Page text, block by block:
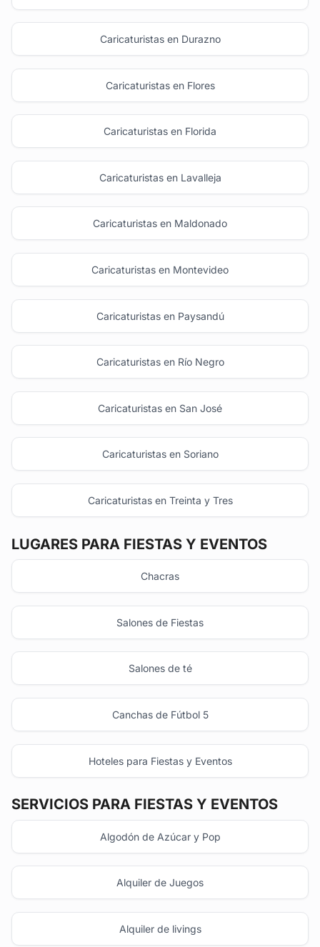
Caricaturistas en Durazno
Caricaturistas en Flores
Caricaturistas en Florida
Caricaturistas en Lavalleja
Caricaturistas en Maldonado
Caricaturistas en Montevideo
Caricaturistas en Paysandú
Caricaturistas en Río Negro
Caricaturistas en San José
Caricaturistas en Soriano
Caricaturistas en Treinta y Tres
LUGARES PARA FIESTAS Y EVENTOS
Chacras
Salones de Fiestas
Salones de té
Canchas de Fútbol 5
Hoteles para Fiestas y Eventos
SERVICIOS PARA FIESTAS Y EVENTOS
Algodón de Azúcar y Pop
Alquiler de Juegos
Alquiler de livings